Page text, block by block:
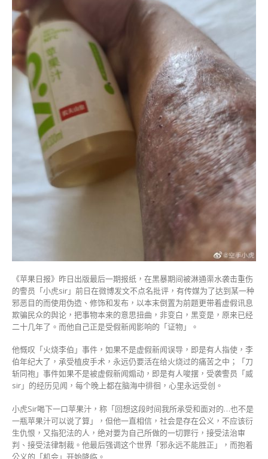
《苹果日报》昨日出版最后一期报纸，在黑暴期间被淋通渠水袭击重伤
的警员「小虎sir」前日在微博发文不点名批评，有传媒为了达到某一种
邪恶目的而使用伪造、修饰和发布，以本末倒置为前题更带着虚假讯息
欺骗民众的舆论，把事物本来的意思扭曲，非变白，黑变是，原来已经
二十几年了。而他自己正是受假新闻影响的「证物」。
他慨叹「火烧李伯」事件，如果不是虚假新闻误导，即是有人指使，李
伯年纪大了，承受植皮手术，永远仍要活在给火烧过的痛苦之中；「刀
斩同袍」事件如果不是被虚假新闻煽动，即是有人唆摆，受袭警员「威
sir」的经历见闻，每个晚上都在脑海中徘徊，心里永远受创。
小虎Sir喝下一口苹果汁，称「回想这段时间我所承受和面对的…也不是
一瓶苹果汁可以说了算」，但他一直相信，社会是存在公义，不应该衍
生仇恨，又指犯法的人，绝对要为自己所做的一切罪行，接受法治审
判、接受法律制裁。他最后强调这个世界「邪永远不能胜正」，而抱着
公义的「机会」开始降临。